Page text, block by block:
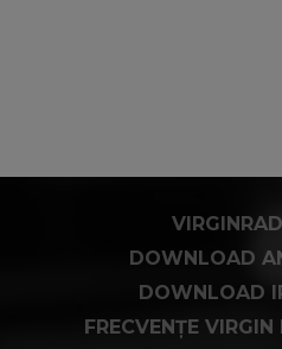
DOWNLOAD
DOWNLOAD
FRECVENȚE